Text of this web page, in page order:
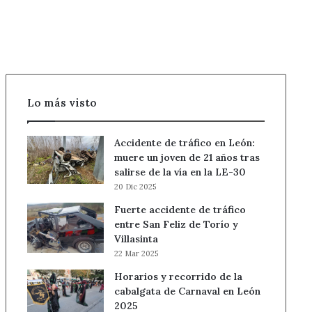
Lo más visto
Accidente de tráfico en León:
muere un joven de 21 años tras
salirse de la vía en la LE-30
20 Dic 2025
Fuerte accidente de tráfico
entre San Feliz de Torío y
Villasinta
22 Mar 2025
Horarios y recorrido de la
cabalgata de Carnaval en León
2025